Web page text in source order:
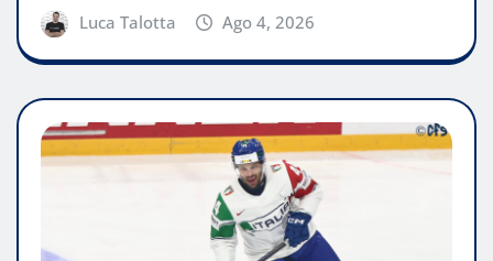
Luca Talotta Ago 4, 2026